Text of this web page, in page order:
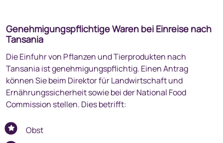
Genehmigungspflichtige Waren bei Einreise nach
Tansania
Die Einfuhr von Pflanzen und Tierprodukten nach
Tansania ist genehmigungspflichtig. Einen Antrag
können Sie beim Direktor für Landwirtschaft und
Ernährungssicherheit sowie bei der National Food
Commission stellen. Dies betrifft:
Obst